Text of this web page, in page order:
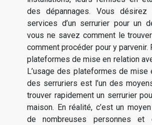
des dépannages. Vous désirez
services d’un serrurier pour un
vous ne savez comment le
comment procéder pour y parvenir.
plateformes de mise en relation
L’usage des plateformes de mise
des serruriers est l’un des
trouver rapidement un serrurier
maison. En réalité, c’est un
de nombreuses personnes et